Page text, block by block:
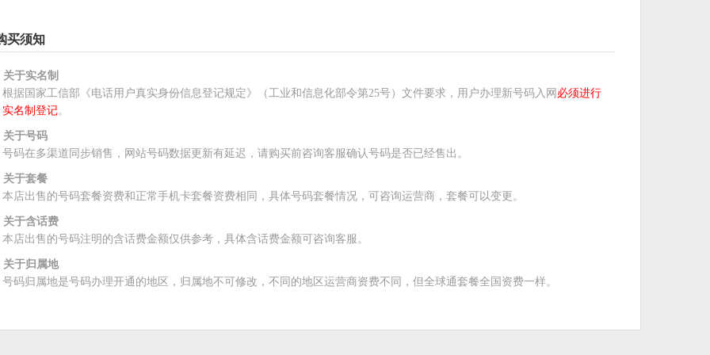
买须知
关于实名制
根据国家工信部《电话用户真实身份信息登记规定》（工业和信息化部令第25号）文件要求，用户办理新号码入网 必须进行
实名制登记。
关于号码
号码在多渠道同步销售，网站号码数据更新有延迟，请购买前咨询客服确认号码是否已经售出。
关于套餐
本店出售的号码套餐资费和正常手机卡套餐资费相同，具体号码套餐情况，可咨询运营商，套餐可以变更。
关于含话费
本店出售的号码注明的含话费金额仅供参考，具体含话费金额可咨询客服。
关于归属地
号码归属地是号码办理开通的地区，归属地不可修改，不同的地区运营商资费不同，但全球通套餐全国资费一样。